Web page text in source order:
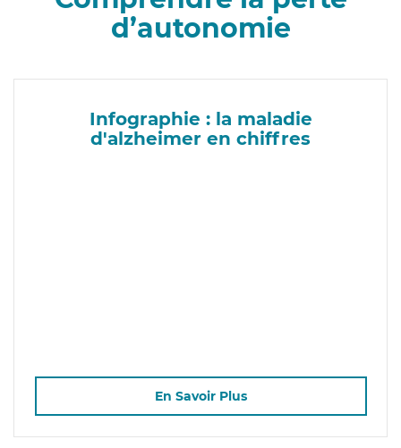
d’autonomie
Infographie : la maladie
d'alzheimer en chiffres
En Savoir Plus